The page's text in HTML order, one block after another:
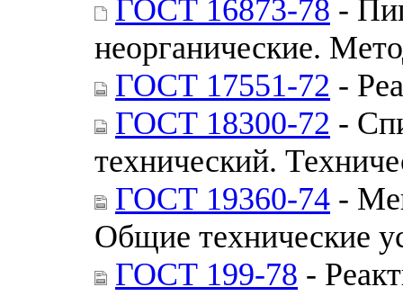
ГОСТ 16873-78 -
неорганические.
ГОСТ 17551-72 -
ГОСТ 18300-72 -
технический.
ГОСТ 19360-74 -
Общие технические
ГОСТ 199-78 -